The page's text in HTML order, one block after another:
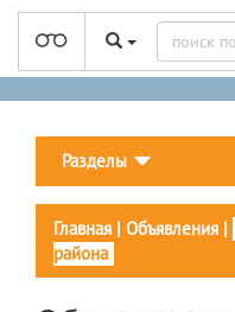
Разделы
Главная | Объявления |
района